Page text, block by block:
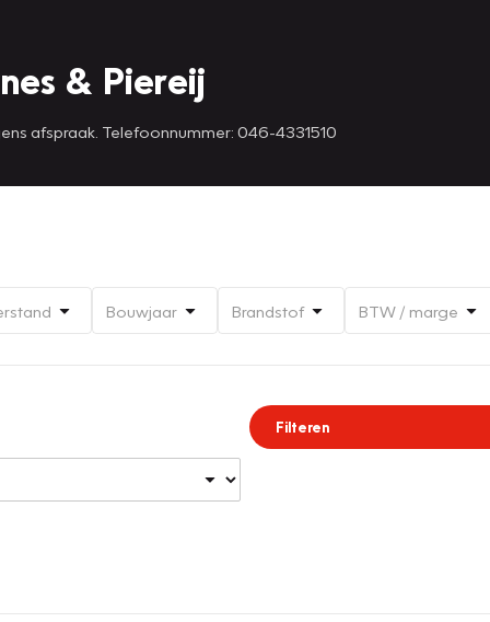
& Piereij
afspraak. Telefoonnummer: 046-4331510
Bouwjaar Brandstof BTW / marge
Filteren